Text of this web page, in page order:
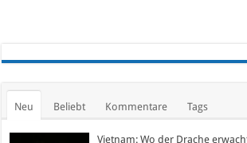
Neu Beliebt Kommentare Tags
Vietnam: Wo der Drache